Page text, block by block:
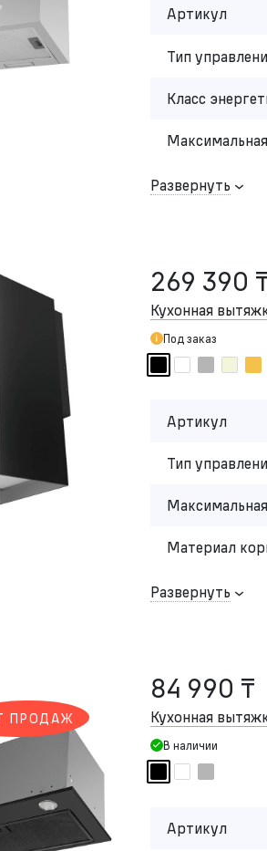
Артикул
Тип
Класс
Развернуть
269 390
Кухонная
Под заказ
Артикул
Тип
Материал
Развернуть
ПРОДАЖ
84 990 ₸
Кухонная
В наличии
Артикул